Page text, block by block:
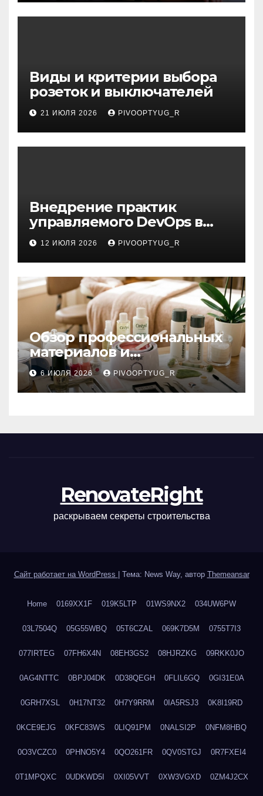
Виды и критерии выбора
розеток и выключателей
21 ИЮЛЯ 2026 PIVOOPTYUG_R
Внедрение практик
управляемого DevOps в
корпоративную ИТ-
инфраструктуру
12 ИЮЛЯ 2026 PIVOOPTYUG_R
Обзор профессиональных
материалов и
инструментов для
маникюра, депиляции,
наращивания ресниц и
6 ИЮЛЯ 2026 PIVOOPTYUG_R
RenovateRight
раскрываем секреты строительства
Сайт работает на WordPress | Тема: News Way, автор Themeansar
Home 0169XX1F 019K5LTP 01WS9NX2 034UW6PW
03L7504Q 05G55WBQ 05T6CZAL 069K7D5M 0755T7I3
077IRTEG 07FH6X4N 08EH3GS2 08HJRZKG 09RKK0JO
0AG4NTTC 0BPJ04DK 0D38QEGH 0FLIL6GQ 0GI31E0A
0GRH7XSL 0H17NT32 0H7Y9RRM 0IA5RSJ3 0K8I19RD
0KCE9EJG 0KFC83WS 0LIQ91PM 0NALSI2P 0NFM8HBQ
0O3VCZC0 0PHNO5Y4 0QO261FR 0QV0STGJ 0R7FXEI4
0T1MPQXC 0UDKWD5I 0XI05VVT 0XW3VGXD 0ZM4J2CX